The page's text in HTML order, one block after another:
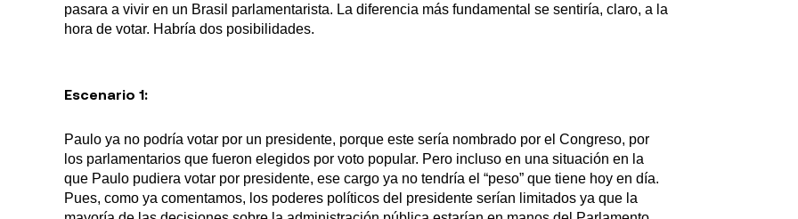
pasara a vivir en un Brasil parlamentarista. La diferencia más fundamental se sentiría, claro, a la
hora de votar. Habría dos posibilidades.
Escenario 1:
Paulo ya no podría votar por un presidente, porque este sería nombrado por el Congreso, por
los parlamentarios que fueron elegidos por voto popular. Pero incluso en una situación en la
que Paulo pudiera votar por presidente, ese cargo ya no tendría el “peso” que tiene hoy en día.
Pues, como ya comentamos, los poderes políticos del presidente serían limitados ya que la